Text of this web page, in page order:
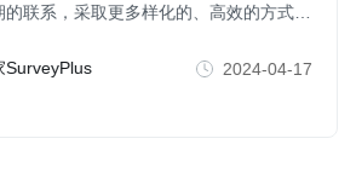
联系，采取更多样化的、高效的方式增
样本的流失。
SurveyPlus 2024-04-17